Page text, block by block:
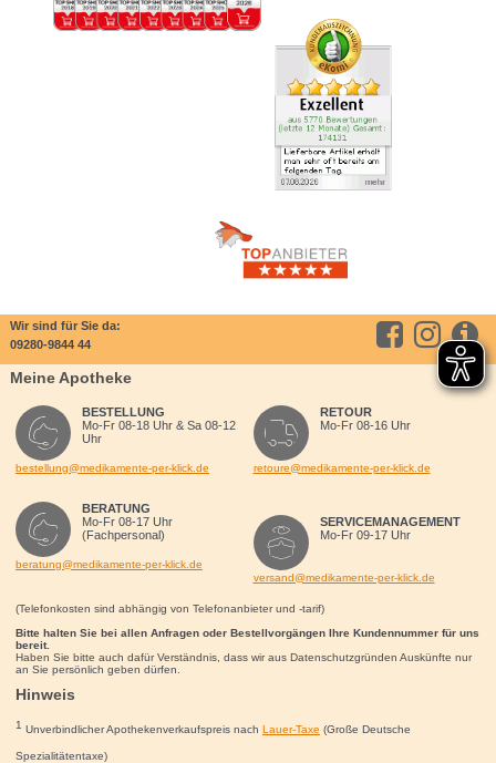
Wir sind für Sie da:
09280-9844 44
Meine Apotheke
BESTELLUNG
Mo-Fr 08-18 Uhr & Sa 08-12
Uhr
bestellung@medikamente-per-klick.de
BERATUNG
Mo-Fr 08-17 Uhr
(Fachpersonal)
beratung@medikamente-per-klick.de
RETOUR
Mo-Fr 08-16 Uhr
retoure@medikamente-per-klick.de
SERVICEMANAGEMENT
Mo-Fr 09-17 Uhr
versand@medikamente-per-klick.de
(Telefonkosten sind abhängig von Telefonanbieter und -tarif)
Bitte halten Sie bei allen Anfragen oder Bestellvorgängen Ihre Kundennummer für uns
bereit.
Haben Sie bitte auch dafür Verständnis, dass wir aus Datenschutzgründen Auskünfte nur
an Sie persönlich geben dürfen.
Hinweis
1 Unverbindlicher Apothekenverkaufspreis nach Lauer-Taxe (Große Deutsche
Spezialitätentaxe)